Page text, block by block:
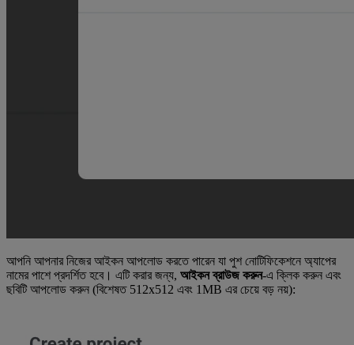
আপনি আপনার নিজের আইকন আপলোড করতে পারেন যা পুশ নোটিফিকেশনে অ্যাপের
নামের পাশে প্রদর্শিত হবে। এটি করার জন্য, আইকন ব্রাউজ করুন-এ ক্লিক করুন এবং
ছবিটি আপলোড করুন (বিশেষত 512x512 এবং 1MB এর চেয়ে বড় নয়):